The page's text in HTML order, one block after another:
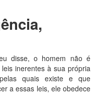
disse, o homem não é
inerentes à sua própria
quais existe e que
a essas leis, ele obedece